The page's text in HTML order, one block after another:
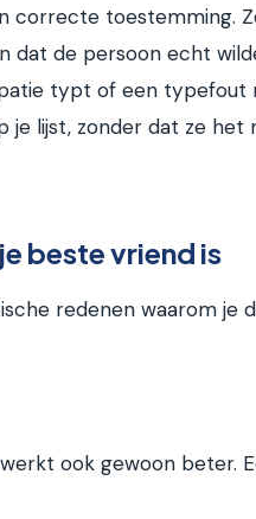
correcte toestemming.
dat de persoon echt
typt of een typefout
lijst, zonder dat ze het
beste vriend is
redenen waarom je
ook gewoon beter.